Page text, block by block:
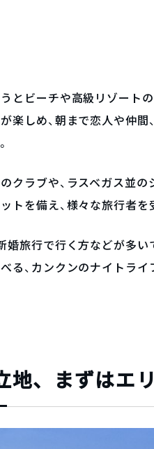
とビーチや高級リゾート
楽しめ、朝まで恋人や仲間
クラブや、ラスベガス並
トを備え、様々な旅行者
婚旅行で行く方などが多
る、カンクンのナイトライ
地、まずはエ